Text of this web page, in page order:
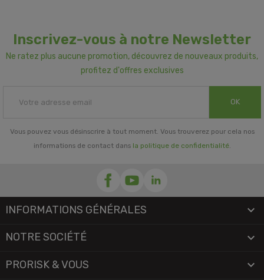
Inscrivez-vous à notre Newsletter
Ne ratez plus aucune promotion, découvrez de nouveaux produits,
profitez d'offres exclusives
OK
Vous pouvez vous désinscrire à tout moment. Vous trouverez pour cela nos
informations de contact dans la politique de confidentialité.
INFORMATIONS GÉNÉRALES 
NOTRE SOCIÉTÉ 
PRORISK & VOUS 